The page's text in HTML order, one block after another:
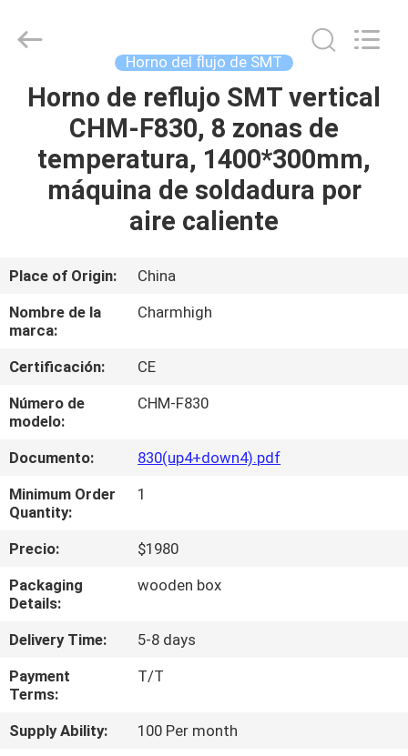
HOGAR
PRODUCTOS
SOBRE
NOSOTROS
VISITA
A
LA
FÁBRICA
CONTROL
DE
CALIDAD
CON
NOSOTROS
CHARMHIGH
TECHNOLOGY
Reserved.
Horno del flujo de SMT
Horno de reflujo SMT vertical
CHM-F830, 8 zonas de
temperatura, 1400*300mm,
máquina de soldadura por
aire caliente
Place of Origin:
China
Nombre de la
marca:
Charmhigh
Certificación:
CE
Número de
modelo:
CHM-F830
Documento:
830(up4+down4).pdf
Minimum Order
Quantity:
1
Precio:
$1980
Packaging
Details:
wooden box
Delivery Time:
5-8 days
Payment
Terms:
T/T
Supply Ability:
100 Per month